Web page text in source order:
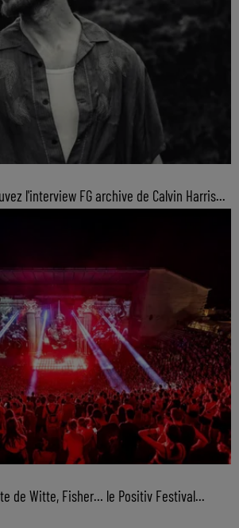
l'interview FG archive de Calvin Harris...
de Witte, Fisher… le Positiv Festival...